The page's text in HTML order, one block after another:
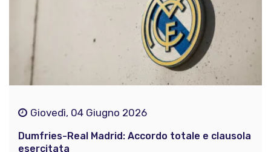
Giovedì, 04 Giugno 2026
Dumfries-Real Madrid: Accordo totale e clausola
esercitata